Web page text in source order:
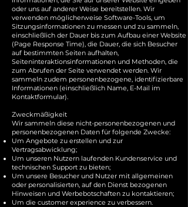
oder uns auf anderer Weise bereitstellen. Wir
verwenden möglicherweise Software-Tools, um
Sitzungsinformationen zu messen und zu sammeln,
einschließlich der Dauer bis zum Aufbau einer Website
(Page Response Time), die Dauer, die sich Besucher
auf bestimmten Seiten aufhalten,
Seiteninteraktionsinformationen und Methoden, die
zum Abrufen der Seite verwendet werden. Wir
sammeln zudem personenbezogene, identifizierbare
Informationen (einschließlich Name, E-Mail im
Kontaktformular).
Zweckmäßigkeit
Wir sammeln diese nicht-personenbezogenen und
personenbezogenen Daten für folgende Zwecke:
Um Angebote zu erstellen und zur
Vertragsabwicklung;
Um unseren Nutzern laufenden Kundenservice und
technischen Support zu bieten;
Um unsere Besucher und Nutzer mit allgemeinen
oder personalisierten, auf den Dienst bezogenen
Hinweisen und Werbebotschaften zu kontaktieren;
Um die customer experience zu verbessern.